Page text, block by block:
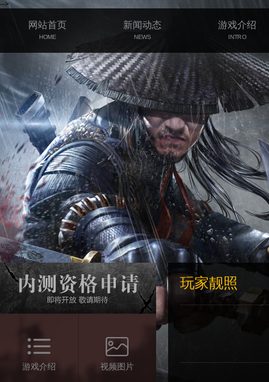
-->
网站首页
HOME
新闻动态
NEWS
游戏介绍
INTRO
游戏介绍 视频图片
玩家靓照